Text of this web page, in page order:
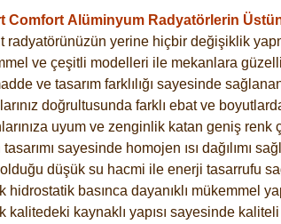
Comfort Alüminyum Radyatörlerin
radyatörünüzün yerine hiçbir değişiklik
ve çeşitli modelleri ile mekanlara
ve tasarım farklılığı sayesinde
doğrultusunda farklı ebat ve
uyum ve zenginlik katan geniş renk
sayesinde homojen ısı dağılımı
düşük su hacmi ile enerji tasarrufu
hidrostatik basınca dayanıklı mükemmel
kalitedeki kaynaklı yapısı sayesinde